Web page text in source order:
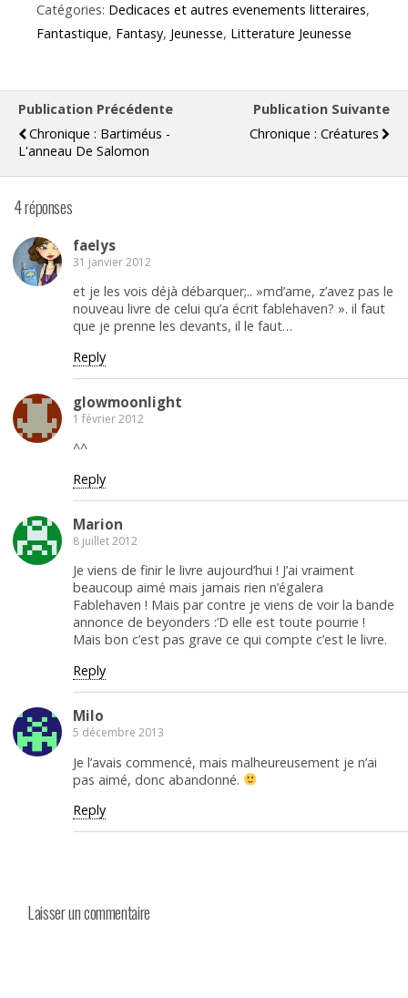
Catégories: Dedicaces et autres evenements litteraires,
Fantastique, Fantasy, Jeunesse, Litterature Jeunesse
Publication Précédente
Chronique : Bartiméus -
L'anneau De Salomon
Publication Suivante
Chronique : Créatures
4 réponses
faelys
31 janvier 2012
et je les vois déjà débarquer;.. »md’ame, z’avez pas le
nouveau livre de celui qu’a écrit fablehaven? ». il faut
que je prenne les devants, il le faut…
Reply
glowmoonlight
1 février 2012
^^
Reply
Marion
8 juillet 2012
Je viens de finir le livre aujourd’hui ! J’ai vraiment
beaucoup aimé mais jamais rien n’égalera
Fablehaven ! Mais par contre je viens de voir la bande
annonce de beyonders :’D elle est toute pourrie !
Mais bon c’est pas grave ce qui compte c’est le livre.
Reply
Milo
5 décembre 2013
Je l’avais commencé, mais malheureusement je n’ai
pas aimé, donc abandonné.
Reply
Laisser un commentaire